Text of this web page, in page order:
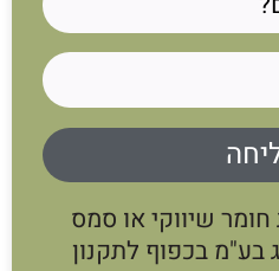
שיווקי או סמס
בע"מ בכפוף לתקנון